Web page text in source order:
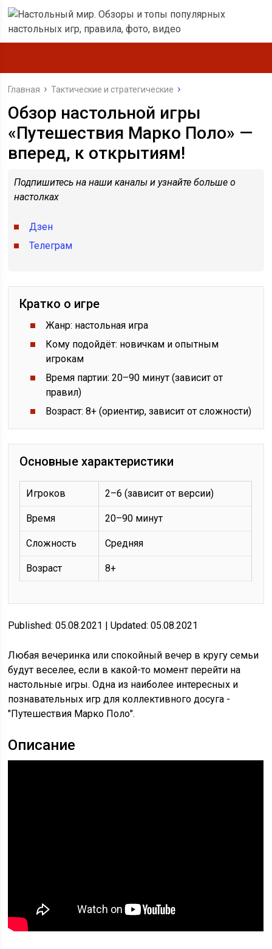
Главная Тактические и стратегические
Обзор настольной игры
«Путешествия Марко Поло» —
вперед, к открытиям!
Подпишитесь на наши каналы и узнайте больше о
настолках
Дзен
Телеграм
Кратко о игре
Жанр: настольная игра
Кому подойдёт: новичкам и опытным
игрокам
Время партии: 20–90 минут (зависит от
правил)
Возраст: 8+ (ориентир, зависит от сложности)
Основные характеристики
Игроков 2–6 (зависит от версии)
Время 20–90 минут
Сложность Средняя
Возраст 8+
Published: 05.08.2021 | Updated: 05.08.2021
Любая вечеринка или спокойный вечер в кругу семьи
будут веселее, если в какой-то момент перейти на
настольные игры. Одна из наиболее интересных и
познавательных игр для коллективного досуга -
"Путешествия Марко Поло".
Описание